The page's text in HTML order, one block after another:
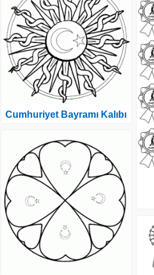
Cumhuriyet Bayramı Kalıbı